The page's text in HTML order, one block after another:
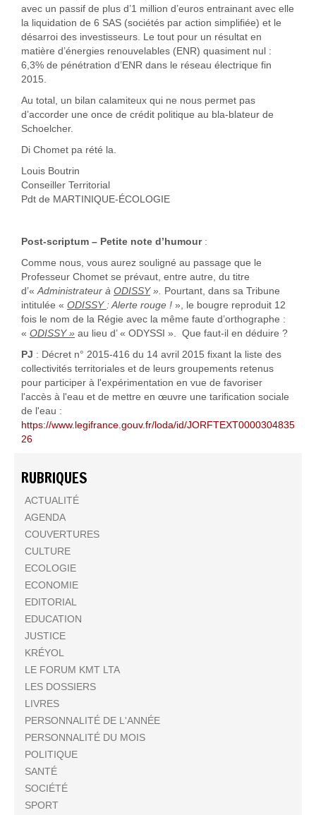
avec un passif de plus d’1 million d’euros entrainant avec elle
la liquidation de 6 SAS (sociétés par action simplifiée) et le
désarroi des investisseurs. Le tout pour un résultat en
matière d’énergies renouvelables (ENR) quasiment nul :
6,3% de pénétration d’ENR dans le réseau électrique fin
2015.
Au total, un bilan calamiteux qui ne nous permet pas
d’accorder une once de crédit politique au bla-blateur de
Schoelcher.
Di Chomet pa rété la.
Louis Boutrin
Conseiller Territorial
Pdt de MARTINIQUE-ÉCOLOGIE
Post-scriptum – Petite note d’humour:
Comme nous, vous aurez souligné au passage que le
Professeur Chomet se prévaut, entre autre, du titre
d’« Administrateur à ODISSY».
Pourtant, dans sa Tribune
intitulée « ODISSY : Alerte rouge ! », le bougre reproduit 12
fois le nom de la Régie avec la même faute d’orthographe :
« ODISSY » au lieu d’ « ODYSSI ». Que faut-il en déduire ?
PJ : Décret n° 2015-416 du 14 avril 2015 fixant la liste des
collectivités territoriales et de leurs groupements retenus
pour participer à l'expérimentation en vue de favoriser
l'accès à l'eau et de mettre en œuvre une tarification sociale
de l'eau :
https://www.legifrance.gouv.fr/loda/id/JORFTEXT0000304835
26
RUBRIQUES
ACTUALITÉ
AGENDA
COUVERTURES
CULTURE
ECOLOGIE
ECONOMIE
EDITORIAL
EDUCATION
JUSTICE
KRÉYOL
LE FORUM KMT LTA
LES DOSSIERS
LIVRES
PERSONNALITÉ DE L'ANNÉE
PERSONNALITÉ DU MOIS
POLITIQUE
SANTÉ
SOCIÉTÉ
SPORT